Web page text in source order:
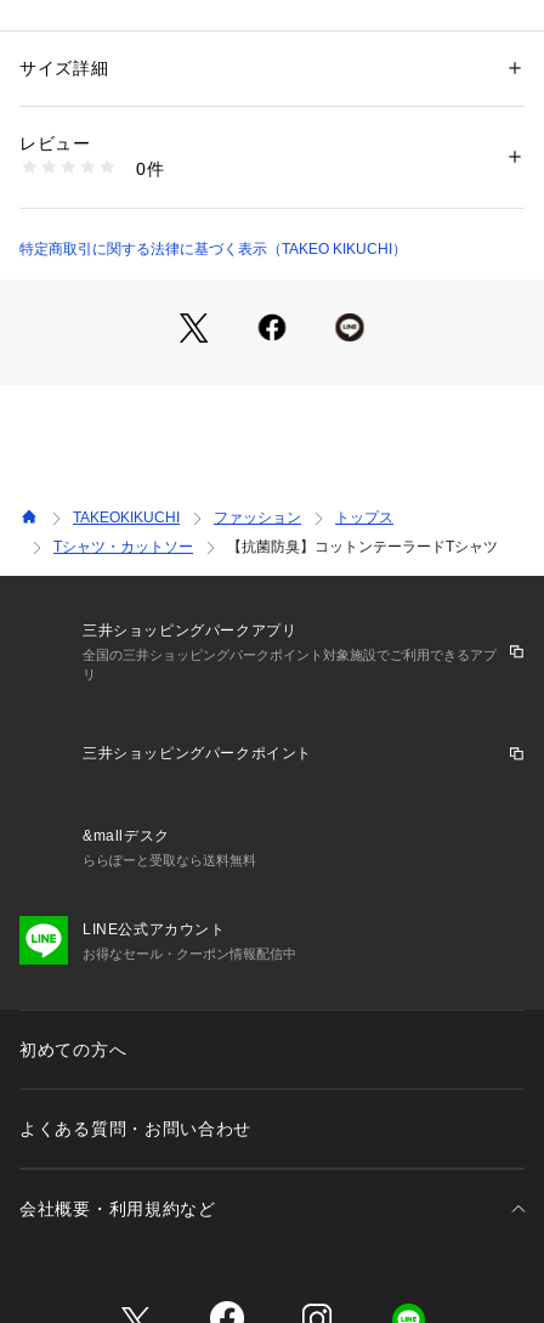
トインナー商品です。
ONOFF兼用で使用でき、ジャケットを脱いだ際にも様になる
ようなスタイリッシュなシルエットを採用しております。
天竺生地を採用。
※この商品はWEBと一部店舗限定展開の商品になります。
ります。また、パソコン・スマートフォンなどの環境により、
若干製品と画像のカラーが異なる場合もございます。
性別：メンズ
素材：本体: コットン100％ リブ部分: コットン100％
商品番号：
G87-25002 （ショップ）
サイズ詳細
レビュー
0件
特定商取引に関する法律に基づく表示（TAKEO KIKUCHI）
TAKEOKIKUCHI ファッション
トップス
Tシャツ・カットソー
【抗菌防臭】コットンテーラードTシャツ
三井ショッピングパークアプリ
全国の三井ショッピングパークポイント対象施設でご利用できるアプ
リ
三井ショッピングパークポイント
&mallデスク
ららぽーと受取なら送料無料
LINE公式アカウント
お得なセール・クーポン情報配信中
初めての方へ
よくある質問・お問い合わせ
会社概要・利用規約など